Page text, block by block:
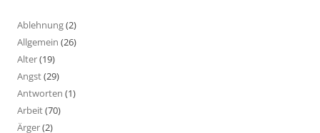
Ablehnung(2)
Allgemein (26)
Alter(19)
Angst(29)
Antworten (1)
Arbeit(70)
Ärger(2)